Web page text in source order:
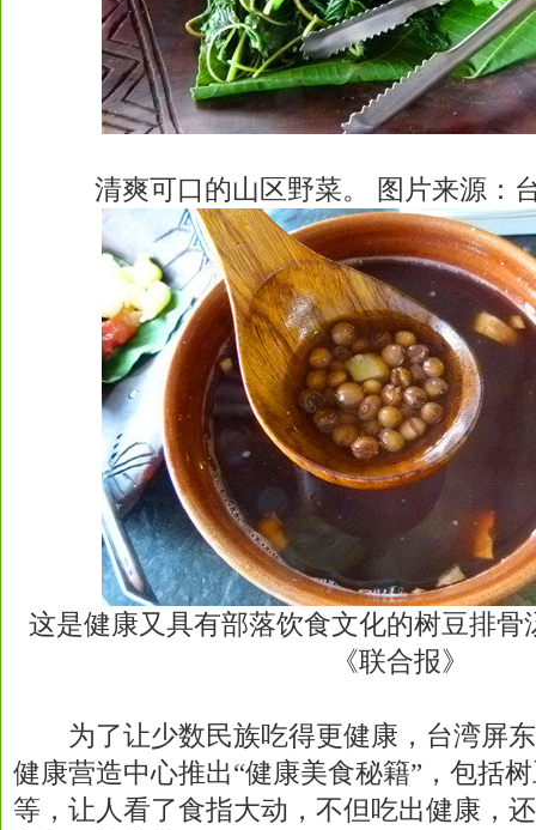
清爽可口的山区野菜。 图片来源：
这是健康又具有部落饮食文化的树豆排骨
《联合报》
为了让少数民族吃得更健康，台湾屏东
健康营造中心推出“健康美食秘籍”，包括
等，让人看了食指大动，不但吃出健康，